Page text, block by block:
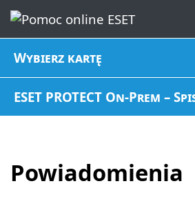
Wybierz kartę
ESET PROTECT On-Prem –
Powiadomienia